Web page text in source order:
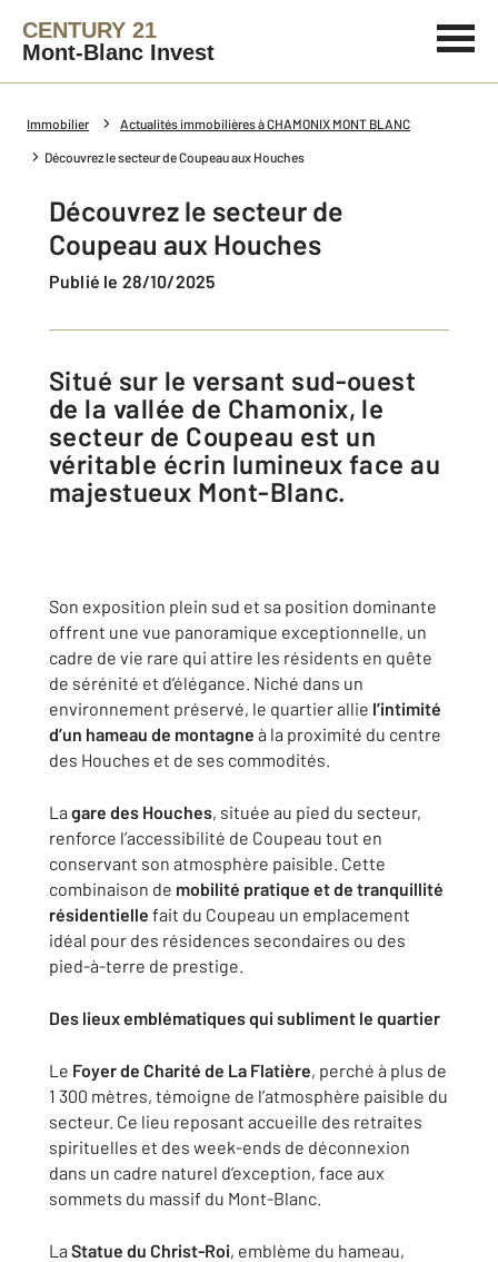
CENTURY 21
Mont-Blanc Invest
Immobilier Actualités immobilières à CHAMONIX MONT BLANC
Découvrez le secteur de Coupeau aux Houches
Découvrez le secteur de
Coupeau aux Houches
Publié le 28/10/2025
Situé sur le versant sud-ouest
de la vallée de Chamonix, le
secteur de Coupeau est un
véritable écrin lumineux face au
majestueux Mont-Blanc.
Son exposition plein sud et sa position dominante
offrent une vue panoramique exceptionnelle, un
cadre de vie rare qui attire les résidents en quête
de sérénité et d’élégance. Niché dans un
environnement préservé, le quartier allie l’intimité
d’un hameau de montagne à la proximité du centre
des Houches et de ses commodités.
La gare des Houches, située au pied du secteur,
renforce l’accessibilité de Coupeau tout en
conservant son atmosphère paisible. Cette
combinaison de mobilité pratique et de tranquillité
résidentielle fait du Coupeau un emplacement
idéal pour des résidences secondaires ou des
pied-à-terre de prestige.
Des lieux emblématiques qui subliment le quartier
Le Foyer de Charité de La Flatière, perché à plus de
1 300 mètres, témoigne de l’atmosphère paisible du
secteur. Ce lieu reposant accueille des retraites
spirituelles et des week-ends de déconnexion
dans un cadre naturel d’exception, face aux
sommets du massif du Mont-Blanc.
La Statue du Christ-Roi, emblème du hameau,